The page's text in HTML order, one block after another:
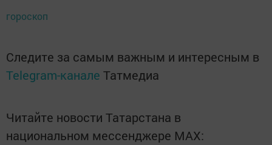
гороскоп
Следите за самым важным и интересным в
Telegram-канале Татмедиа
Читайте новости Татарстана в
национальном мессенджере MАХ: